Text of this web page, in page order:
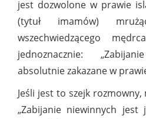
jest dozwolone w prawie
(tytuł imamów)
wszechwiedzącego
jednoznacznie:
absolutnie zakazane w
Jeśli jest to szejk
„Zabijanie niewinnych jest